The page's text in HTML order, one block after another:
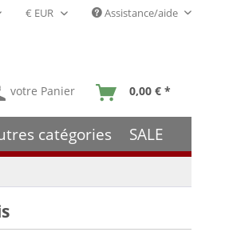
FR Assistance/aide
votre Panier 0,00 € *
catégories SALE